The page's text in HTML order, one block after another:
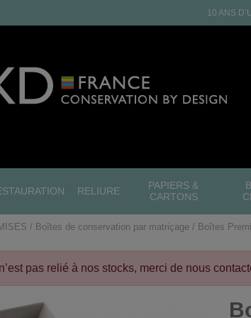
10 ANS
RELIURE
PAPIERS &
CARTONS
Boîtes de conservation par matriçage Boîtes
pas relié à nos stocks, merci de nous